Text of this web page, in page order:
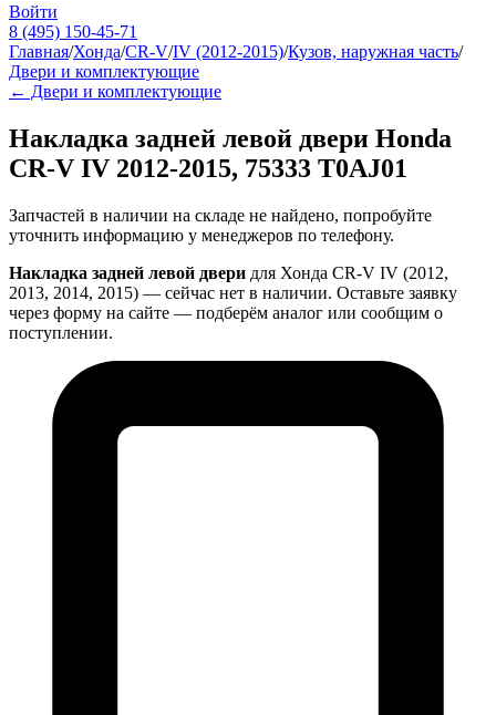
Войти
8 (495) 150-45-71
Главная/Хонда/CR-V/IV (2012-2015)/Кузов, наружная часть/
Двери и комплектующие
← Двери и комплектующие
Накладка задней левой двери Honda
CR-V IV 2012-2015, 75333 T0AJ01
Запчастей в наличии на складе не найдено, попробуйте
уточнить информацию у менеджеров по телефону.
Накладка задней левой двери для Хонда CR-V IV (2012,
2013, 2014, 2015) — сейчас нет в наличии. Оставьте заявку
через форму на сайте — подберём аналог или сообщим о
поступлении.